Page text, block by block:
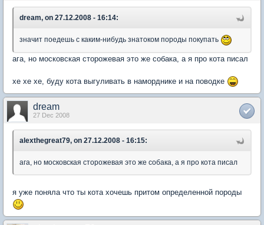
dream, on 27.12.2008 - 16:14:
значит поедешь с каким-нибудь знатоком породы покупать
ага, но московская сторожевая это же собака, а я про кота писал
хе хе хе, буду кота выгуливать в наморднике и на поводке
dream
27 Dec 2008
alexthegreat79, on 27.12.2008 - 16:15:
ага, но московская сторожевая это же собака, а я про кота писал
я уже поняла что ты кота хочешь притом определенной породы